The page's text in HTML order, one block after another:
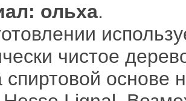
ольха.
чистое
спиртовой основе